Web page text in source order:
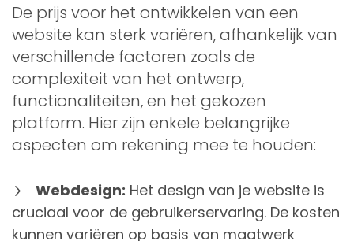
De prijs voor het ontwikkelen van een
website kan sterk variëren, afhankelijk van
verschillende factoren zoals de
complexiteit van het ontwerp,
functionaliteiten, en het gekozen
platform. Hier zijn enkele belangrijke
aspecten om rekening mee te houden:
Webdesign: Het design van je website is
cruciaal voor de gebruikerservaring. De kosten
kunnen variëren op basis van maatwerk